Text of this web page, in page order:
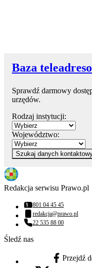
Baza
Sprawdź darmowy
urzędów.
Rodzaj instytucji:
Województwo:
Szukaj danych
Redakcja serwisu Prawo.pl
Numer telefonu:
801 04 45 45
Adres email:
redakcja@prawo.pl
Numer telefonu:
22 535 88 00
Śledź nas
facebook -
Przejdź